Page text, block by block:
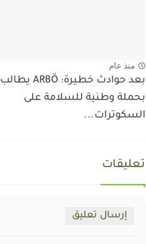
منذ عام
بعد حوادث خطيرة: ARBÖ يطالب
بحملة وطنية للسلامة على
السكوترات...
تعليقات
إرسال تعليق